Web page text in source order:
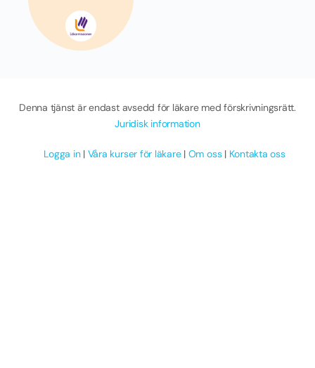
Denna tjänst är endast avsedd för läkare med förskrivningsrätt.
Juridisk information
Logga in| Våra kurser för läkare| Om oss| Kontakta oss